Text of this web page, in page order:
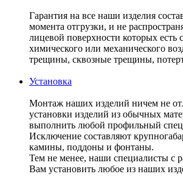
Гарантия на все наши изделия
момента отгрузки, и не
лицевой поверхности которых есть
химического или механического
трещины, сквозные трещины,
Установка
Монтаж наших изделий ничем не
установки изделий из обычных
выполнить любой профильный
Исключение составляют
камины, поддоны и фонтаны.
Тем не менее, наши специалисты с
Вам установить любое из наших